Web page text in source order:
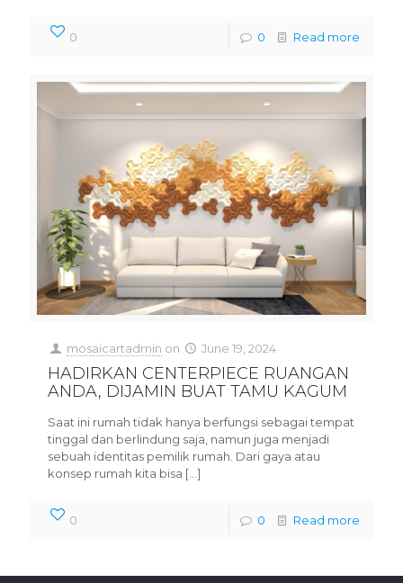
0 0 Read more
mosaicartadmin on June 19, 2024
HADIRKAN CENTERPIECE RUANGAN
ANDA, DIJAMIN BUAT TAMU KAGUM
Saat ini rumah tidak hanya berfungsi sebagai tempat
tinggal dan berlindung saja, namun juga menjadi
sebuah identitas pemilik rumah. Dari gaya atau
konsep rumah kita bisa […]
0 0 Read more